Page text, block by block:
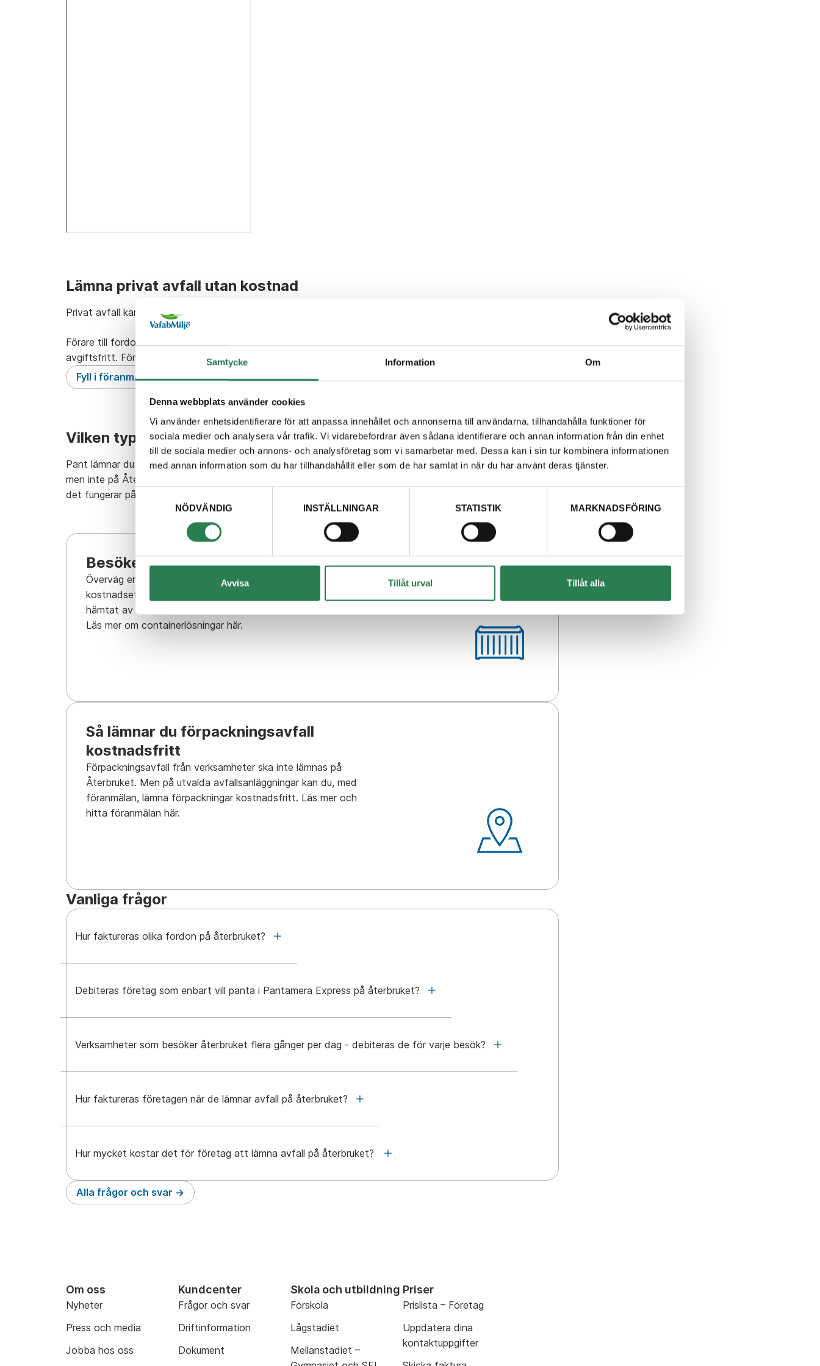
Samtycke Information Om
Denna webbplats använder cookies
Vi använder enhetsidentifierare för att anpassa innehållet och annonserna till användarna, tillhandahålla funktioner för
sociala medier och analysera vår trafik. Vi vidarebefordrar även sådana identifierare och annan information från din enhet
till de sociala medier och annons- och analysföretag som vi samarbetar med. Dessa kan i sin tur kombinera informationen
med annan information som du har tillhandahållit eller som de har samlat in när du har använt deras tjänster.
Samtyckesval
NÖDVÄNDIG
INSTÄLLNINGAR STATISTIK MARKNADSFÖRING
Avvisa Tillåt urval Tillåt alla
Lämna privat avfall utan kostnad
Privat avfall kan du lämna utan att betala.
Förare till fordon somfaktureras automatisktbehöver göra en föranmälan för att besöket ska bli
avgiftsfritt. Föranmälan kan göras max 12 gånger per kalenderår och fordon.
Fyll i föranmälan - privat avfall
Vilken typ av avfall vill du lämna?
Pant lämnar du kostnadsfritt. Förpackningsavfall från verksamheter och företag kan du lämna kostnadsfritt,
men inte på Återbruket. Vid farligt avfall behöver du som företag fylla i ett inlämnarintyg. Läs mer om hur
det fungerar på
Besöker du återbruket ofta?
Överväg en containerlösning istället –
kostnadseffektivt och bekvämt.
hämtat av oss direkt på din verksamhetsadress.
Läs mer om containerlösningar här.
Så lämnar du förpackningsavfall
kostnadsfritt
Förpackningsavfall från verksamheter ska inte lämnas på
Återbruket. Men på utvalda avfallsanläggningar kan du, med
föranmälan, lämna förpackningar kostnadsfritt. Läs mer och
hitta föranmälan här.
Vanliga frågor
Hur faktureras olika fordon på återbruket?
Debiteras företag som enbart vill panta i Pantamera Express på återbruket?
Verksamheter som besöker återbruket flera gånger per dag - debiteras de för varje besök?
Hur faktureras företagen när de lämnar avfall på återbruket?
Hur mycket kostar det för företag att lämna avfall på återbruket?
Alla frågor och svar
Om oss
Nyheter
Press och media
Jobba hos oss
Kundcenter
Frågor och svar
Driftinformation
Dokument
Skola och utbildning
Förskola
Lågstadiet
Mellanstadiet –
Priser
Prislista – Företag
Uppdatera dina
kontaktuppgifter